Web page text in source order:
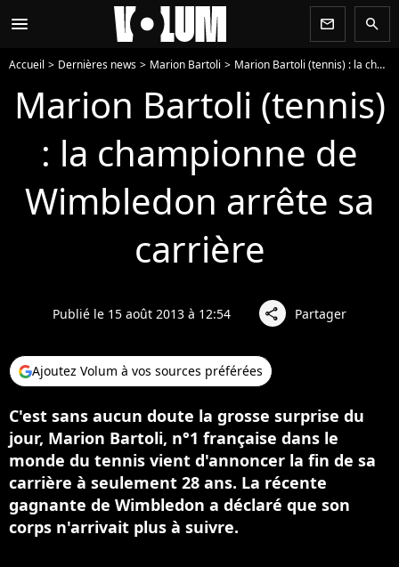
menu newsletter search
Accueil Dernières news Marion Bartoli Marion Bartoli (tennis) : la championne de Wimbledon arrête sa carrière
Marion Bartoli (tennis)
: la championne de
Wimbledon arrête sa
carrière
Publié le 15 août 2013 à 12:54 share Partager
Ajoutez Volum à vos sources préférées
C'est sans aucun doute la grosse surprise du
jour, Marion Bartoli, n°1 française dans le
monde du tennis vient d'annoncer la fin de sa
carrière à seulement 28 ans. La récente
gagnante de Wimbledon a déclaré que son
corps n'arrivait plus à suivre.